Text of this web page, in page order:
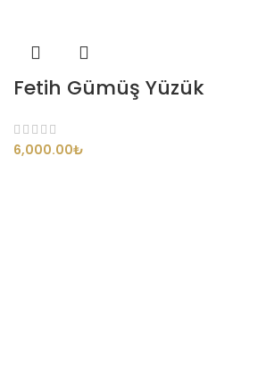
Fetih Gümüş Yüzük
₺